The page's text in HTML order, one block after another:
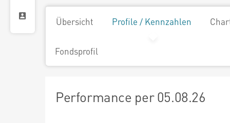
Übersicht Profile / Kennzahlen
Fondsprofil
Performance per 05.08.26